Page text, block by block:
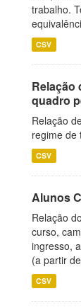
trabalho.
CSV
Relação
quadro
Relação
regime de
CSV
Alunos
Relação
curso,
ingresso,
(a partir
CSV